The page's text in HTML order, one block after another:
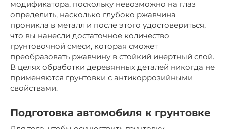
модификатора, поскольку невозможно на глаз
определить, насколько глубоко ржавчина
проникла в металл и после этого удостовериться,
что вы нанесли достаточное количество
грунтовочной смеси, которая сможет
преобразовать ржавчину в стойкий инертный слой.
В целях обработки деревянных деталей никогда не
применяются грунтовки с антикоррозийными
свойствами.
Подготовка автомобиля к грунтовке